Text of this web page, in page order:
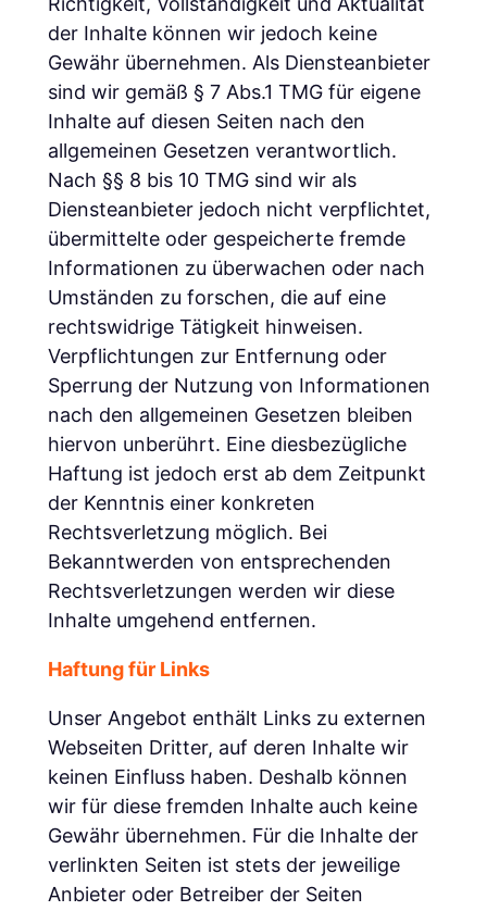
der Inhalte können wir jedoch keine
Gewähr übernehmen. Als Diensteanbieter
sind wir gemäß § 7 Abs.1 TMG für eigene
Inhalte auf diesen Seiten nach den
allgemeinen Gesetzen verantwortlich.
Nach §§ 8 bis 10 TMG sind wir als
Diensteanbieter jedoch nicht verpflichtet,
übermittelte oder gespeicherte fremde
Informationen zu überwachen oder nach
Umständen zu forschen, die auf eine
rechtswidrige Tätigkeit hinweisen.
Verpflichtungen zur Entfernung oder
Sperrung der Nutzung von Informationen
nach den allgemeinen Gesetzen bleiben
hiervon unberührt. Eine diesbezügliche
Haftung ist jedoch erst ab dem Zeitpunkt
der Kenntnis einer konkreten
Rechtsverletzung möglich. Bei
Bekanntwerden von entsprechenden
Rechtsverletzungen werden wir diese
Inhalte umgehend entfernen.
Haftung für Links
Unser Angebot enthält Links zu externen
Webseiten Dritter, auf deren Inhalte wir
keinen Einfluss haben. Deshalb können
wir für diese fremden Inhalte auch keine
Gewähr übernehmen. Für die Inhalte der
verlinkten Seiten ist stets der jeweilige
Anbieter oder Betreiber der Seiten